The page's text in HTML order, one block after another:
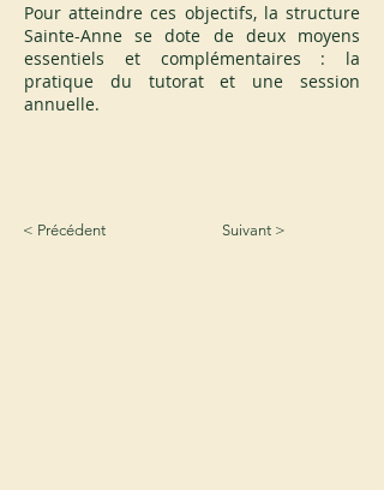
Pour atteindre ces objectifs, la structure
Sainte-Anne se dote de deux moyens
essentiels et complémentaires : la
pratique du tutorat et une session
annuelle.
< Précédent Suivant >